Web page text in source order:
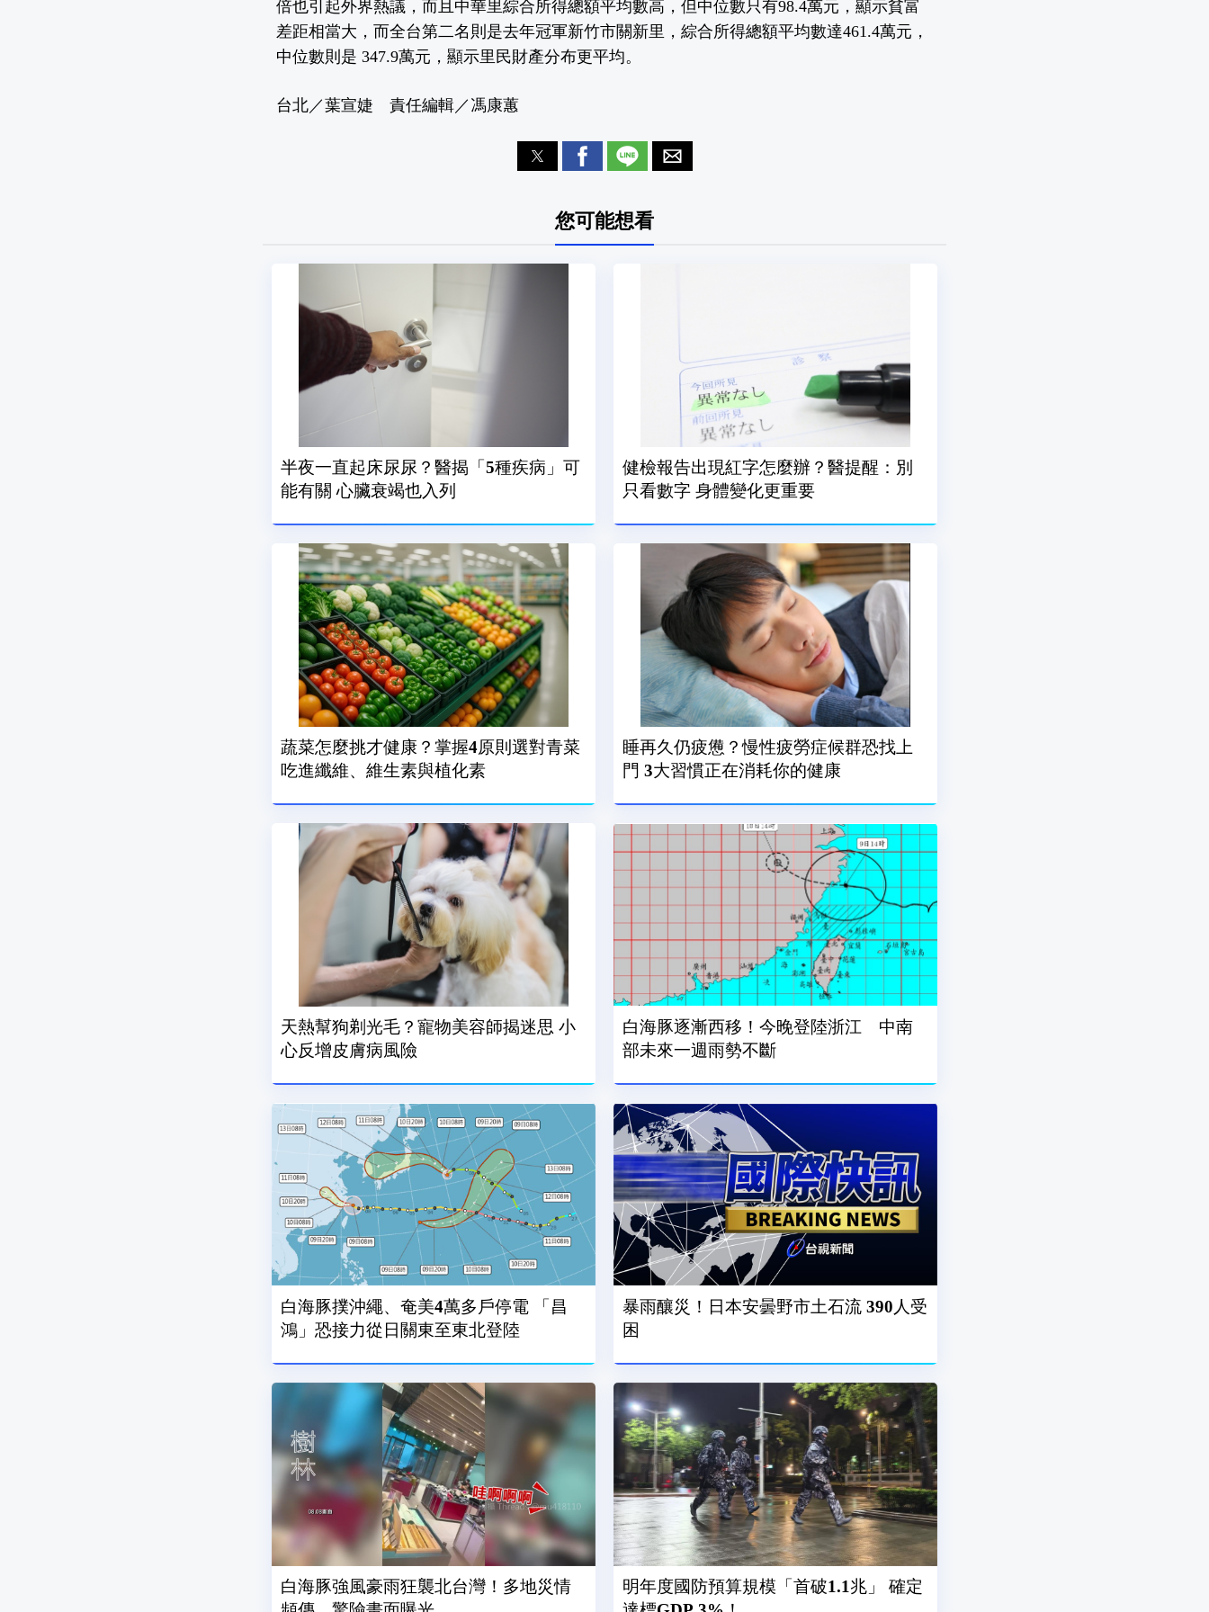
倍也引起外界熱議，而且中華里綜合所得總額平均數高，但中位數只有98.4萬元，顯示貧富
差距相當大，而全台第二名則是去年冠軍新竹市關新里，綜合所得總額平均數達461.4萬元，
中位數則是 347.9萬元，顯示里民財產分布更平均。
台北／葉宣婕 責任編輯／馮康蕙
您可能想看
半夜一直起床尿尿？醫揭「5種疾病」可
能有關 心臟衰竭也入列
健檢報告出現紅字怎麼辦？醫提醒：別
只看數字 身體變化更重要
蔬菜怎麼挑才健康？掌握4原則選對青菜
吃進纖維、維生素與植化素
睡再久仍疲憊？慢性疲勞症候群恐找上
門 3大習慣正在消耗你的健康
天熱幫狗剃光毛？寵物美容師揭迷思 小
心反增皮膚病風險
白海豚逐漸西移！今晚登陸浙江 中南
部未來一週雨勢不斷
白海豚撲沖繩、奄美4萬多戶停電 「昌
鴻」恐接力從日關東至東北登陸
暴雨釀災！日本安曇野市土石流 390人受
困
白海豚強風豪雨狂襲北台灣！多地災情
明年度國防預算規模「首破1.1兆」 確定